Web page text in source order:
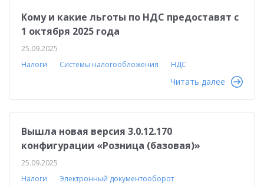
Кому и какие льготы по НДС предоставят с
1 октября 2025 года
25.09.2025
Налоги
Системы налогообложения НДС
Читать далее
Вышла новая версия 3.0.12.170
конфигурации «Розница (базовая)»
25.09.2025
Налоги
Электронный документооборот